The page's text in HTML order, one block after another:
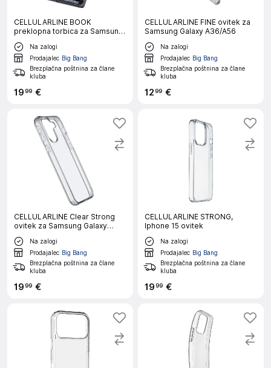
CELLULARLINE BOOK
preklopna torbica za Samsung
Galaxy A36/A56
Na zalogi
Prodajalec Big Bang
Brezplačna poštnina za člane
kluba
1999 €
CELLULARLINE FINE ovitek za
Samsung Galaxy A36/A56
Na zalogi
Prodajalec Big Bang
Brezplačna poštnina za člane
kluba
1299 €
CELLULARLINE Clear Strong
ovitek za Samsung Galaxy
A36/A56
Na zalogi
Prodajalec Big Bang
Brezplačna poštnina za člane
kluba
1999 €
CELLULARLINE STRONG,
Iphone 15 ovitek
Na zalogi
Prodajalec Big Bang
Brezplačna poštnina za člane
kluba
1999 €